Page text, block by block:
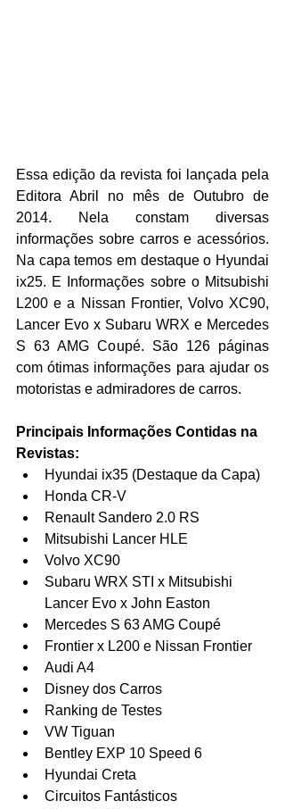
Essa edição da revista foi lançada pela
Editora Abril no mês de Outubro de
2014. Nela constam diversas
informações sobre carros e acessórios.
Na capa temos em destaque o Hyundai
ix25. E Informações sobre o Mitsubishi
L200 e a Nissan Frontier, Volvo XC90,
Lancer Evo x Subaru WRX e Mercedes
S 63 AMG Coupé. São 126 páginas
com ótimas informações para ajudar os
motoristas e admiradores de carros.
Principais Informações Contidas na
Revistas:
Hyundai ix35 (Destaque da Capa)
Honda CR-V
Renault Sandero 2.0 RS
Mitsubishi Lancer HLE
Volvo XC90
Subaru WRX STI x Mitsubishi
Lancer Evo x John Easton
Mercedes S 63 AMG Coupé
Frontier x L200 e Nissan Frontier
Audi A4
Disney dos Carros
Ranking de Testes
VW Tiguan
Bentley EXP 10 Speed 6
Hyundai Creta
Circuitos Fantásticos